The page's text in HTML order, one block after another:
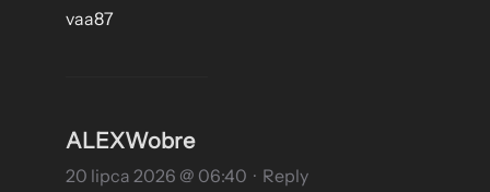
vaa87
ALEXWobre
20 lipca 2026 @ 06:40 · Reply